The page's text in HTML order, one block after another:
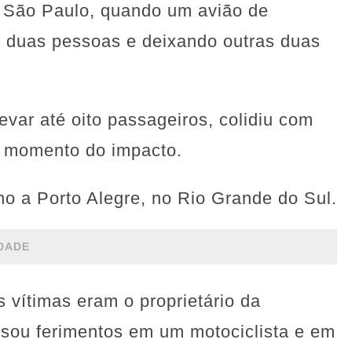
Paulo, quando um avião de
pessoas e deixando outras duas
até oito passageiros, colidiu com
do impacto.
a Porto Alegre, no Rio Grande do Sul.
vítimas eram o proprietário da
ferimentos em um motociclista e em